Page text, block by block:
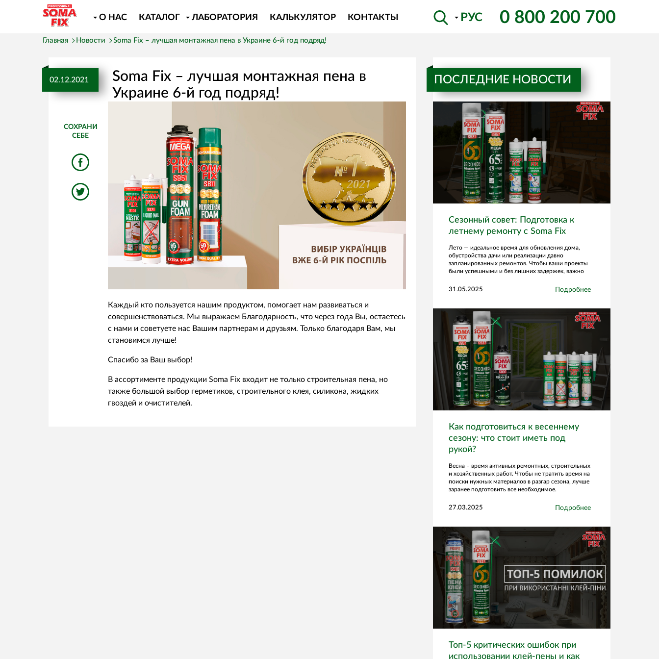
О НАС КАТАЛОГ ЛАБОРАТОРИЯ КАЛЬКУЛЯТОР КОНТАКТЫ РУС 0 800 200 700
Главная Новости Soma Fix – лучшая монтажная пена в Украине 6-й год подряд!
02.12.2021
Soma Fix – лучшая монтажная пена в
Украине 6-й год подряд!
Каждый кто пользуется нашим продуктом, помогает нам развиваться и
совершенствоваться. Мы выражаем Благодарность, что через года Вы, остаетесь
с нами и советуете нас Вашим партнерам и друзьям. Только благодаря Вам, мы
становимся лучше!
Спасибо за Ваш выбор!
В ассортименте продукции Soma Fix входит не только строительная пена, но
также большой выбор герметиков, строительного клея, силикона, жидких
гвоздей и очистителей.
СОХРАНИ
СЕБЕ
ПОСЛЕДНИЕ НОВОСТИ
Сезонный совет: Подготовка к
летнему ремонту с Soma Fix
Лето — идеальное время для обновления дома,
обустройства дачи или реализации давно
запланированных ремонтов. Чтобы ваши проекты
были успешными и без лишних задержек, важно
приходит Soma Fix.
31.05.2025 Подробнее
Как подготовиться к весеннему
сезону: что стоит иметь под
рукой?
Весна – время активных ремонтных, строительных
и хозяйственных работ. Чтобы не тратить время на
поиски нужных материалов в разгар сезона, лучше
заранее подготовить все необходимое.
27.03.2025 Подробнее
Топ-5 критических ошибок при
использовании клей-пены и как